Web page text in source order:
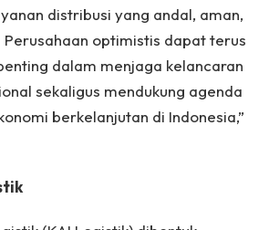
distribusi yang andal, aman,
optimistis dapat terus
dalam menjaga kelancaran
sekaligus mendukung agenda
berkelanjutan di Indonesia,”